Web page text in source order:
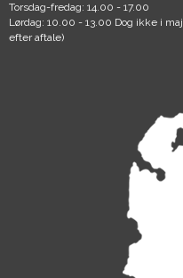
Torsdag-fredag: 14.00 - 17.00
Lørdag: 10.00 - 13.00 Dog ikke i
efter aftale)